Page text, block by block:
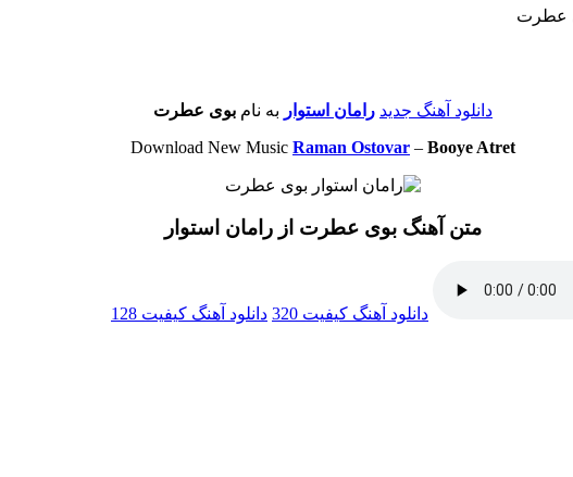
عطرت
دانلود آهنگ جدید رامان استوار به نام بوی عطرت
Download New Music Raman Ostovar – Booye Atret
متن آهنگ بوی عطرت از رامان استوار
دانلود آهنگ کیفیت 320 دانلود آهنگ کیفیت 128